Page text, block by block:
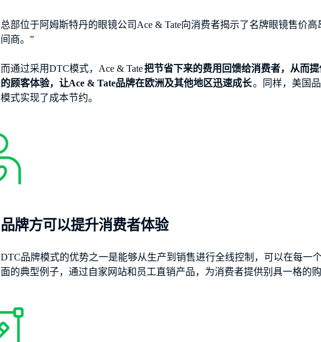
总部位于阿姆斯特丹的眼镜公司Ace & Tate向消费者揭示了名牌眼镜售价
间商。”
而通过采用DTC模式，Ace & Tate把节省下来的费用回馈给消费者，从而
的顾客体验，让Ace & Tate品牌在欧洲及其他地区迅速成长。同样，美国
模式实现了成本节约。
品牌方可以提升消费者体验
DTC品牌模式的优势之一是能够从生产到销售进行全线控制，可以在每一
面的典型例子，通过自家网站和员工直销产品，为消费者提供别具一格的购